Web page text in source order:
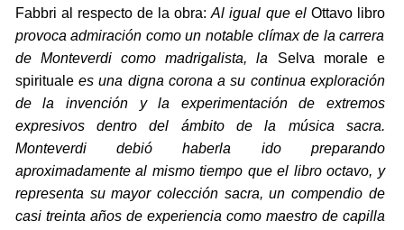
Fabbri al respecto de la obra:Al igual que el Ottavo libro
provoca admiración como un notable clímax de la carrera
de Monteverdi como madrigalista, la Selva morale e
spiritualees una digna corona a su continua exploración
de la invención y la experimentación de extremos
expresivos dentro del ámbito de la música sacra.
Monteverdi debió haberla ido preparando
aproximadamente al mismo tiempo que el libro octavo, y
representa su mayor colección sacra, un compendio de
casi treinta años de experiencia como maestro de capilla